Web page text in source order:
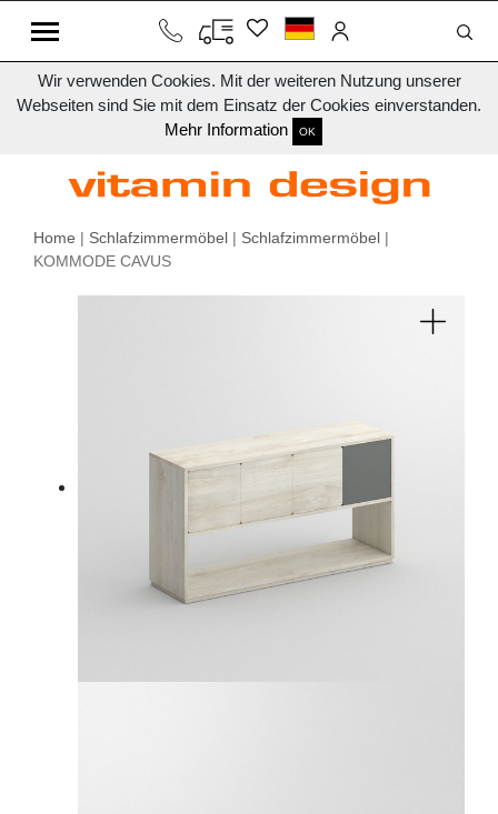
Wir verwenden Cookies. Mit der weiteren Nutzung unserer
Webseiten sind Sie mit dem Einsatz der Cookies einverstanden.
Mehr Information
OK
Home | Schlafzimmermöbel | Schlafzimmermöbel |
KOMMODE CAVUS